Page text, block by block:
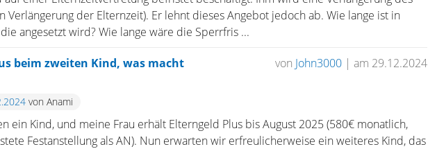
Verlängerung der Elternzeit). Er lehnt dieses Angebot jedoch ab. Wie lange ist in
angesetzt wird? Wie lange wäre die Sperrfris ...
beim zweiten Kind, was macht
von John3000 | am 29.12.2024
von Anami
ein Kind, und meine Frau erhält Elterngeld Plus bis August 2025 (580€ monatlich,
Festanstellung als AN). Nun erwarten wir erfreulicherweise ein weiteres Kind, das